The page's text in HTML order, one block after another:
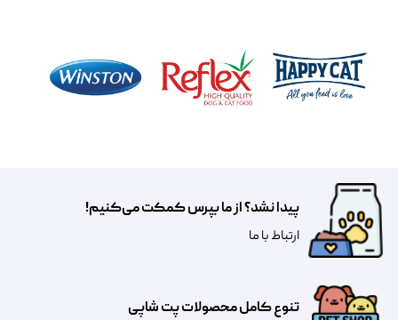
تنوع کامل محصولات پت شاپی
پیدا نشد؟ از ما بپرس کمکت می‌کنیم!
​​​ارتباط با ما